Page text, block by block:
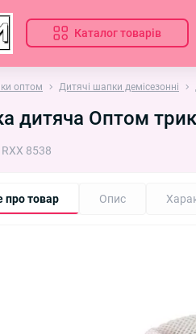
Каталог товарів
оптом Дитячі шапки демісезонні
дитяча Оптом
RXX 8538
про товар Опис